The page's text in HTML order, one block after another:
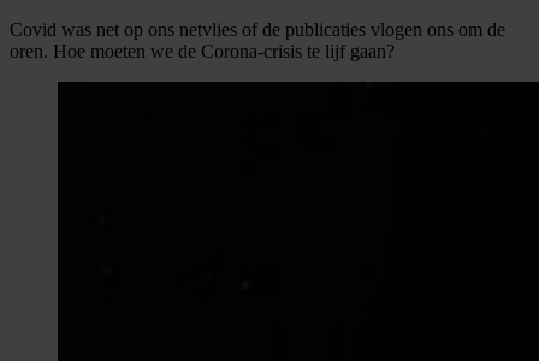
Covid was net op ons netvlies of de publicaties vlogen ons om de
oren. Hoe moeten we de Corona-crisis te lijf gaan?